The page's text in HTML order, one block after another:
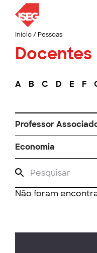
Início/ Pessoas
Docentes
A B C D E F
Professor
Economia
Não foram